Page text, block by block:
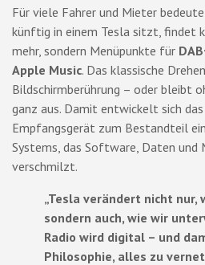
Für viele Fahrer und Mieter
künftig in einem Tesla sitzt, findet
mehr, sondern Menüpunkte für
Apple Music. Das klassische
Bildschirmberührung – oder bleibt
ganz aus. Damit entwickelt sich
Empfangsgerät zum Bestandteil
Systems, das Software, Daten und
verschmilzt.
„Tesla verändert nicht nur,
sondern auch, wie wir
Radio wird digital – und
Philosophie, alles zu